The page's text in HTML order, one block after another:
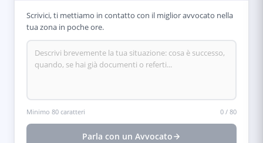
Scrivici, ti mettiamo in contatto con il miglior avvocato nella
tua zona in poche ore.
Minimo 80 caratteri 0 / 80
Parla con un Avvocato